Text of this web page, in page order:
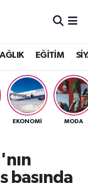
EĞİTİM
EKONOMİ MODA
basında
Fikstür